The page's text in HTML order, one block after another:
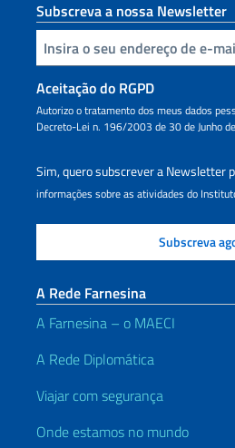
Subscreva a nossa Newsletter
Inserisci la tua email
Aceitação do RGPD
Autorizo o tratamento dos meus dados
Decreto-Lei n. 196/2003 de 30 de Junho
Sim, quero subscrever a Newsletter
informações sobre as atividades do
A Rede Farnesina
A Farnesina – o MAECI
A Rede Diplomática
Viajar com segurança
Onde estamos no mundo